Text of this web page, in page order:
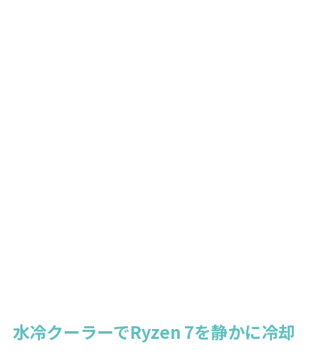
水冷クーラーでRyzen 7を静かに冷却